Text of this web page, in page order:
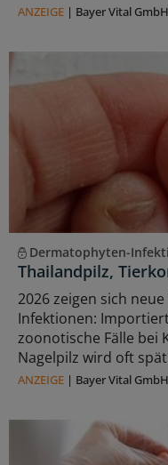
ANZEIGE | Bayer Vital GmbH
Dermatophyten-
Thailandpilz,
2026 zeigen sich
Infektionen:
zoonotische Fälle bei
Nagelpilz wird oft
ANZEIGE | Bayer Vital GmbH